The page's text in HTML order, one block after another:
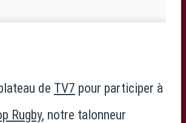
de TV7 pour participer à
Rugby, notre talonneur